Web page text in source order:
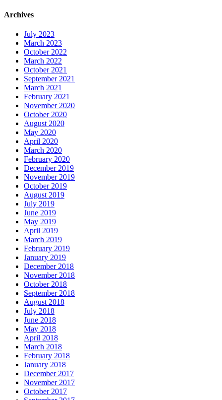
Archives
July 2023
March 2023
October 2022
March 2022
October 2021
September 2021
March 2021
February 2021
November 2020
October 2020
August 2020
May 2020
April 2020
March 2020
February 2020
December 2019
November 2019
October 2019
August 2019
July 2019
June 2019
May 2019
April 2019
March 2019
February 2019
January 2019
December 2018
November 2018
October 2018
September 2018
August 2018
July 2018
June 2018
May 2018
April 2018
March 2018
February 2018
January 2018
December 2017
November 2017
October 2017